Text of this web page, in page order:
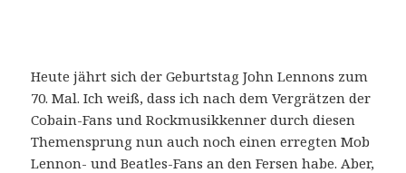
Heute jährt sich der Geburtstag John Lennons zum
70. Mal. Ich weiß, dass ich nach dem Vergrätzen der
Cobain-Fans und Rockmusikkenner durch diesen
Themensprung nun auch noch einen erregten Mob
Lennon- und Beatles-Fans an den Fersen habe. Aber,